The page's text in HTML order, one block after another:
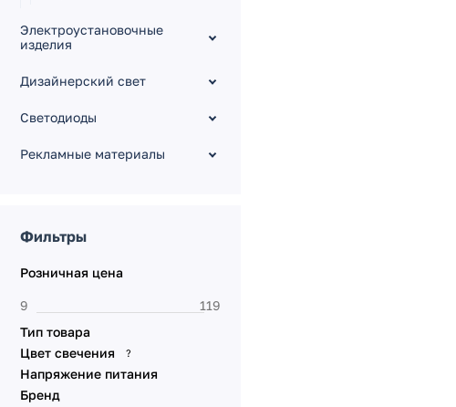
Электроустановочные
изделия
Дизайнерский свет
Светодиоды
Рекламные материалы
Фильтры
Розничная цена
Тип товара
Цвет свечения
?
Напряжение питания
Бренд